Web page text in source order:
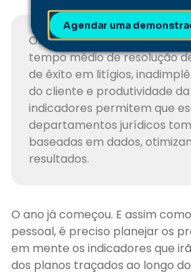
Agendar uma
Os principais KPIs jurídicos
tempo médio de resolução
de êxito em litígios,
do cliente e produtividade da
indicadores permitem que
departamentos jurídicos
baseadas em dados,
resultados.
O ano já começou. E assim
pessoal, é preciso planejar os
em mente os indicadores que
dos planos traçados ao longo